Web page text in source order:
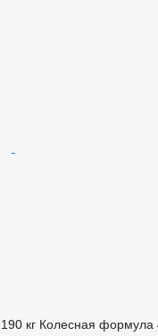
кг Колесная формула